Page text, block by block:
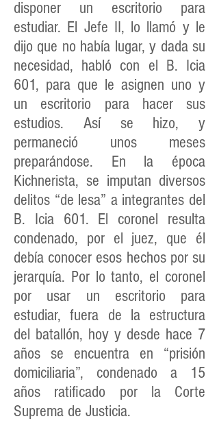
disponer un escritorio para
estudiar. El Jefe II, lo llamó y le
dijo que no había lugar, y dada su
necesidad, habló con el B. Icia
601, para que le asignen uno y
un escritorio para hacer sus
estudios. Así se hizo, y
permaneció unos meses
preparándose. En la época
Kichnerista, se imputan diversos
delitos “de lesa” a integrantes del
B. Icia 601. El coronel resulta
condenado, por el juez, que él
debía conocer esos hechos por su
jerarquía. Por lo tanto, el coronel
por usar un escritorio para
estudiar, fuera de la estructura
del batallón, hoy y desde hace 7
años se encuentra en “prisión
domiciliaria”, condenado a 15
años ratificado por la Corte
Suprema de Justicia.